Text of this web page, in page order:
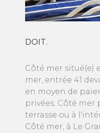
DOIT.
Côté mer situé(e)
mer, entrée 41
en moyen de
privées. Côté
terrasse ou à
Côté mer, à Le